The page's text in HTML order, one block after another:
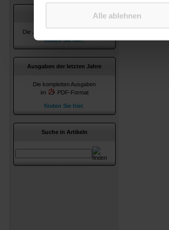
Alle ablehnen
Die Jahresverzeichnisse ab 2010
finden Sie hier.
Ausgaben der letzten Jahre
Die kompletten Ausgaben
im
PDF-Format
finden Sie hier
Suche in Artikeln